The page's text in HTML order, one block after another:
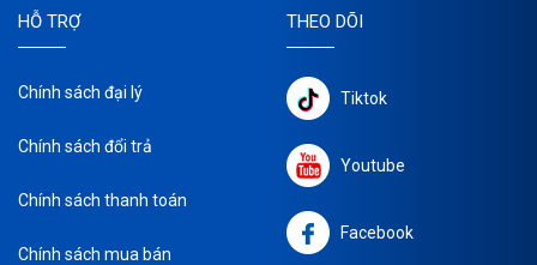
HỖ TRỢ
Chính sách đại lý
Chính sách đổi trả
Chính sách thanh toán
Chính sách mua bán
THEO DÕI
Tiktok
Youtube
Facebook